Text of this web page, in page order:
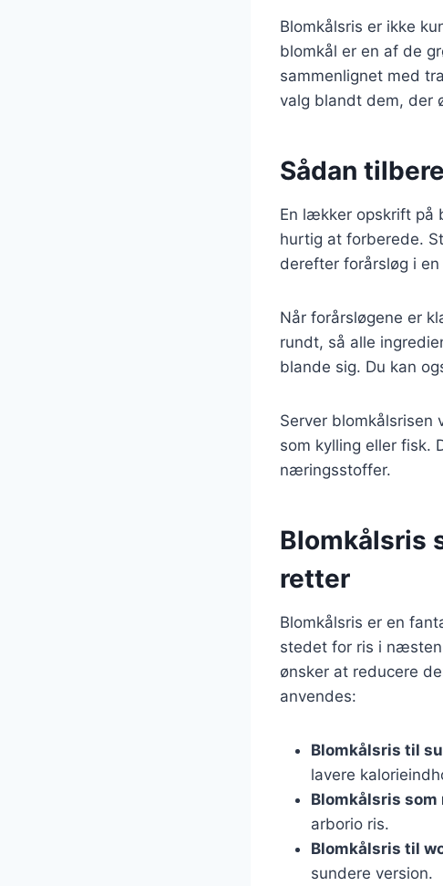
Blomkålsris er ikke
blomkål er en af de
sammenlignet med
valg blandt dem, der
Sådan
En lækker opskrift på
hurtig at forberede.
derefter forårsløg i
Når forårsløgene er
rundt, så alle
blande sig. Du kan
Server blomkålsrisen
som kylling eller fisk.
næringsstoffer.
Blomkålsris
retter
Blomkålsris er en
stedet for ris i
ønsker at reducere
anvendes:
Blomkålsris til
lavere
Blomkålsris
arborio ris.
Blomkålsris til
sundere version.